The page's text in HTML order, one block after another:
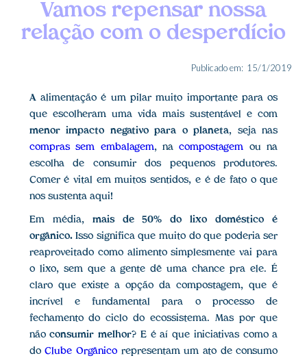
Vamos repensar nossa
relação com o desperdício
Publicado em: 15/1/2019
A alimentação é um pilar muito importante para os
que escolheram uma vida mais sustentável e com
menor impacto negativo para o planeta, seja nas
compras sem embalagem, nacompostagem ou na
escolha de consumir dos pequenos produtores.
Comer é vital em muitos sentidos, e é de fato o que
nos sustenta aqui!
Em média, mais de 50% do lixo doméstico é
orgânico.Isso significa que muito do que poderia ser
reaproveitado como alimento simplesmente vai para
o lixo, sem que a gente dê uma chance pra ele. É
claro que existe a opção da compostagem, que é
incrível e fundamental para o processo de
fechamento do ciclo do ecossistema. Mas por que
nãoconsumir melhor? E é aí que iniciativas como a
doClube Orgânicorepresentam um ato de consumo